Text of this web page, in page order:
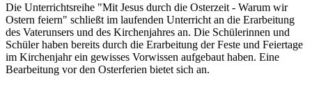
Die Unterrichtsreihe "Mit Jesus durch die Osterzeit - Warum wir
Ostern feiern" schließt im laufenden Unterricht an die Erarbeitung
des Vaterunsers und des Kirchenjahres an. Die Schülerinnen und
Schüler haben bereits durch die Erarbeitung der Feste und Feiertage
im Kirchenjahr ein gewisses Vorwissen aufgebaut haben. Eine
Bearbeitung vor den Osterferien bietet sich an.